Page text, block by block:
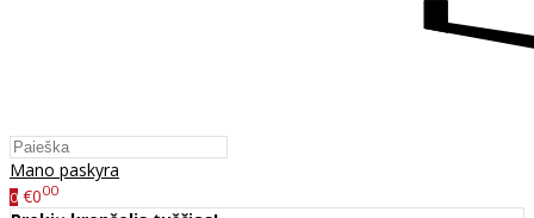
Mano paskyra
0 €000